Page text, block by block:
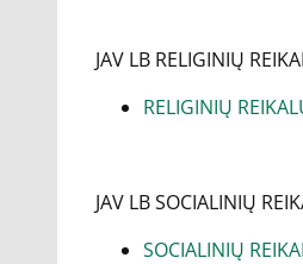
JAV LB RELIGINIŲ
RELIGINIŲ
JAV LB SOCIALINIŲ
SOCIALINIŲ